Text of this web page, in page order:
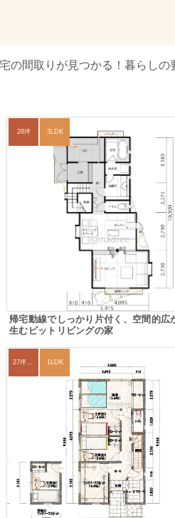
の間取りが見つかる！暮らし
28坪 3LDK
帰宅動線でしっかり片付く、空間的広
生むピットリビングの家
27坪〜30坪 1LDK